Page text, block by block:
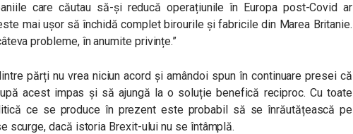
care căutau să-și reducă operațiunile în Europa post-Covid ar
mai ușor să închidă complet birourile și fabricile din Marea Britanie.
probleme, în anumite privințe.”
părți nu vrea niciun acord și amândoi spun în continuare presei că
acest impas și să ajungă la o soluție benefică reciproc. Cu toate
ce se produce în prezent este probabil să se înrăutățească pe
scurge, dacă istoria Brexit-ului nu se întâmplă.